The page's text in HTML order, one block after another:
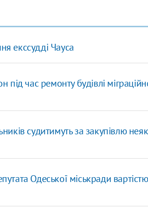
екссудді Чауса
під час ремонту будівлі
судитимуть за закупівлю
Одеської міськради